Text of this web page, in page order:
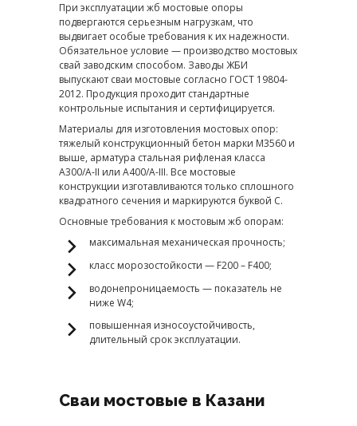
При эксплуатации жб мостовые опоры
подвергаются серьезным нагрузкам, что
выдвигает особые требования к их надежности.
Обязательное условие — производство мостовых
свай заводским способом. Заводы ЖБИ
выпускают сваи мостовые согласно ГОСТ 19804-
2012. Продукция проходит стандартные
контрольные испытания и сертифицируется.
Материалы для изготовления мостовых опор:
тяжелый конструкционный бетон марки М3560 и
выше, арматура стальная рифленая класса
А300/A-II или А400/A-III. Все мостовые
конструкции изготавливаются только сплошного
квадратного сечения и маркируются буквой С.
Основные требования к мостовым жб опорам:
максимальная механическая прочность;
класс морозостойкости — F200 – F400;
водонепроницаемость — показатель не
ниже W4;
повышенная износоустойчивость,
длительный срок эксплуатации.
Сваи мостовые в Казани